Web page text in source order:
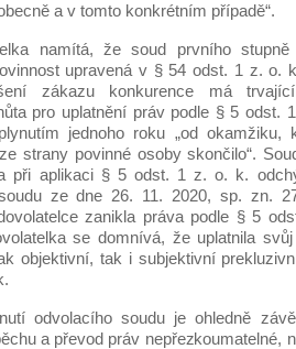
a v tomto konkrétním případě“.
namítá, že soud prvního
upravená v § 54 odst. 1 z. o.
zákazu konkurence má
pro uplatnění práv podle § 5 odst.
jednoho roku „od okamžiku,
strany povinné osoby skončilo“.
při aplikaci § 5 odst. 1 z. o. k.
ze dne 26. 11. 2020, sp. zn.
zanikla práva podle § 5
se domnívá, že uplatnila
objektivní, tak i subjektivní
odvolacího soudu je ohledně
a převod práv nepřezkoumatelné,